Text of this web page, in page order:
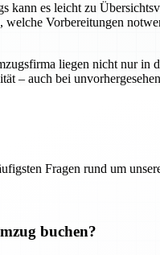
kann es leicht zu
welche Vorbereitungen
liegen nicht nur in
– auch bei
Fragen rund um
buchen?